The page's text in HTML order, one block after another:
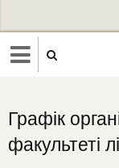
to
main
content
Графік
факультеті